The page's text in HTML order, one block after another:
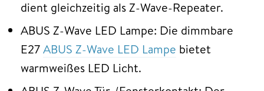
dient gleichzeitig als Z-Wave-Repeater.
ABUS Z-Wave LED Lampe: Die dimmbare
E27ABUS Z-Wave LED Lampe bietet
warmweißes LED Licht.